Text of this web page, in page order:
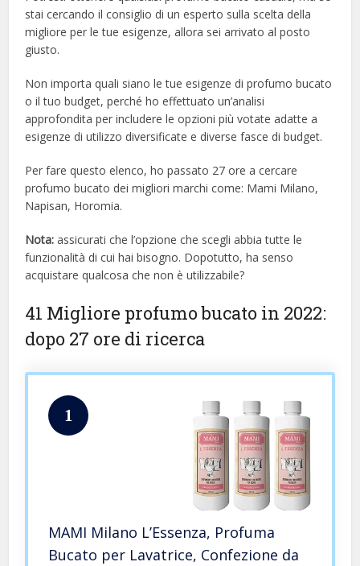
stai cercando il consiglio di un esperto sulla scelta della
migliore per le tue esigenze, allora sei arrivato al posto
giusto.
Non importa quali siano le tue esigenze di profumo bucato
o il tuo budget, perché ho effettuato un’analisi
approfondita per includere le opzioni più votate adatte a
esigenze di utilizzo diversificate e diverse fasce di budget.
Per fare questo elenco, ho passato 27 ore a cercare
profumo bucato dei migliori marchi come: Mami Milano,
Napisan, Horomia.
Nota: assicurati che l’opzione che scegli abbia tutte le
funzionalità di cui hai bisogno. Dopotutto, ha senso
acquistare qualcosa che non è utilizzabile?
41 Migliore profumo bucato in 2022:
dopo 27 ore di ricerca
1
MAMI Milano L’Essenza, Profuma
Bucato per Lavatrice, Confezione da